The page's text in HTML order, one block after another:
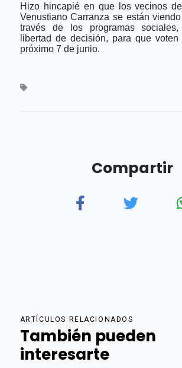
Hizo hincapié en que los vecinos
Venustiano Carranza se están
través de los programas
libertad de decisión, para que
próximo 7 de junio.
Compartir
ARTÍCULOS RELACIONADOS
También pueden
interesarte